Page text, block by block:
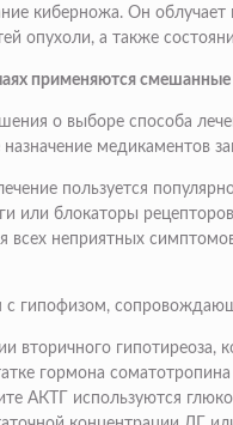
киберножа. Он
опухоли, а также
применяются
о выборе способа
назначение медикаментов
пользуется
или блокаторы
всех неприятных
с гипофизом,
вторичного
гормона
АКТГ используются